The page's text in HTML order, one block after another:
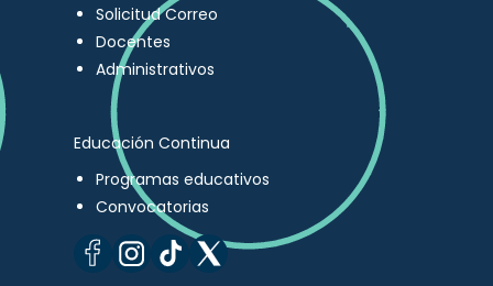
Solicitud Correo
Docentes
Administrativos
Educación Continua
Programas educativos
Convocatorias